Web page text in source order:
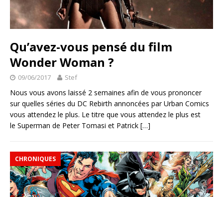
Qu’avez-vous pensé du film
Wonder Woman ?
09/06/2017 Stef
Nous vous avons laissé 2 semaines afin de vous prononcer
sur quelles séries du DC Rebirth annoncées par Urban Comics
vous attendez le plus. Le titre que vous attendez le plus est
le Superman de Peter Tomasi et Patrick […]
CHRONIQUES